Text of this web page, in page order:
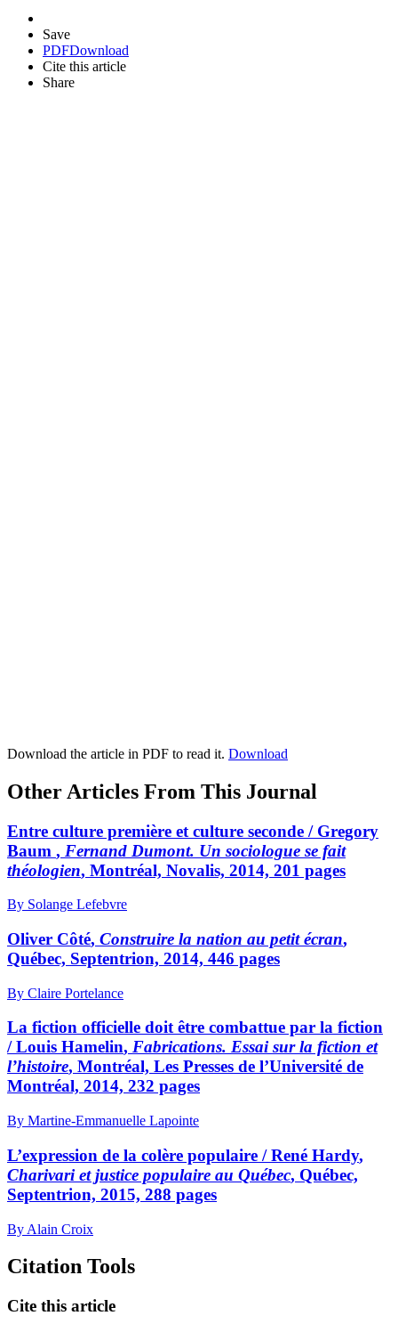
Save
PDFDownload
Cite this article
Share
Download the article in PDF to read it. Download
Other Articles From This Journal
Entre culture première et culture seconde / Gregory
Baum , Fernand Dumont. Un sociologue se fait
théologien, Montréal, Novalis, 2014, 201 pages
By Solange Lefebvre
Oliver Côté, Construire la nation au petit écran,
Québec, Septentrion, 2014, 446 pages
By Claire Portelance
La fiction officielle doit être combattue par la fiction
/Louis Hamelin, Fabrications. Essai sur la fiction et
l’histoire, Montréal, Les Presses de l’Université de
Montréal, 2014, 232 pages
By Martine-Emmanuelle Lapointe
L’expression de la colère populaire /René Hardy,
Charivari et justice populaire au Québec, Québec,
Septentrion, 2015, 288 pages
By Alain Croix
Citation Tools
Cite this article